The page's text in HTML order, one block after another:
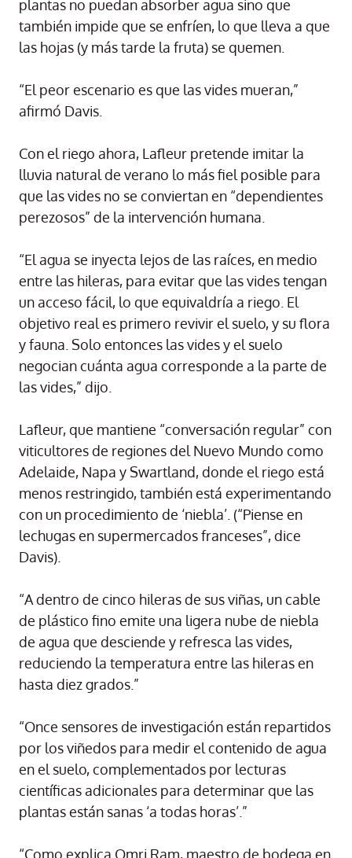
plantas no puedan absorber agua sino que
también impide que se enfríen, lo que lleva a que
las hojas (y más tarde la fruta) se quemen.
“El peor escenario es que las vides mueran,”
afirmó Davis.
Con el riego ahora, Lafleur pretende imitar la
lluvia natural de verano lo más fiel posible para
que las vides no se conviertan en “dependientes
perezosos” de la intervención humana.
“El agua se inyecta lejos de las raíces, en medio
entre las hileras, para evitar que las vides tengan
un acceso fácil, lo que equivaldría a riego. El
objetivo real es primero revivir el suelo, y su flora
y fauna. Solo entonces las vides y el suelo
negocian cuánta agua corresponde a la parte de
las vides,” dijo.
Lafleur, que mantiene “conversación regular” con
viticultores de regiones del Nuevo Mundo como
Adelaide, Napa y Swartland, donde el riego está
menos restringido, también está experimentando
con un procedimiento de ‘niebla’. (“Piense en
lechugas en supermercados franceses”, dice
Davis).
“A dentro de cinco hileras de sus viñas, un cable
de plástico fino emite una ligera nube de niebla
de agua que desciende y refresca las vides,
reduciendo la temperatura entre las hileras en
hasta diez grados.”
“Once sensores de investigación están repartidos
por los viñedos para medir el contenido de agua
en el suelo, complementados por lecturas
científicas adicionales para determinar que las
plantas están sanas ‘a todas horas’.”
“Como explica Omri Ram, maestro de bodega en